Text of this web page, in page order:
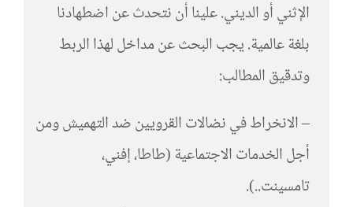
الإثني أو الديني. علينا أن نتحدث عن اضطهادنا
بلغة عالمية. يجب البحث عن مداخل لهذا الربط
وتدقيق المطالب:
– الانخراط في نضالات القرويين ضد التهميش ومن
أجل الخدمات الاجتماعية (طاطا، إفني،
تامسينت..).